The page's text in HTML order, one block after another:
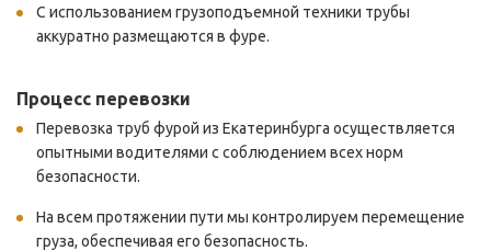
С использованием грузоподъемной техники трубы
аккуратно размещаются в фуре.
Процесс перевозки
Перевозка труб фурой из Екатеринбурга осуществляется
опытными водителями с соблюдением всех норм
безопасности.
На всем протяжении пути мы контролируем перемещение
груза, обеспечивая его безопасность.